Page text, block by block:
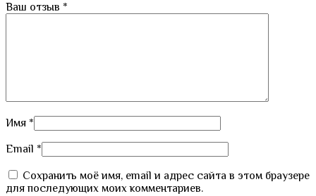
Ваш отзыв *
Имя *
Email *
Сохранить моё имя, email и адрес сайта в этом браузере
для последующих моих комментариев.